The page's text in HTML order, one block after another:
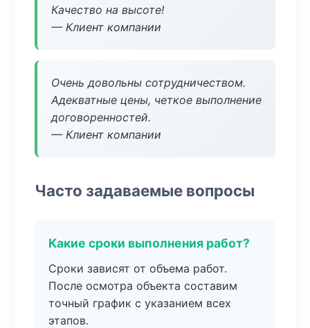
Качество на высоте!
— Клиент компании
Очень довольны сотрудничеством.
Адекватные цены, четкое выполнение
договоренностей.
— Клиент компании
Часто задаваемые вопросы
Какие сроки выполнения работ?
Сроки зависят от объема работ.
После осмотра объекта составим
точный график с указанием всех
этапов.